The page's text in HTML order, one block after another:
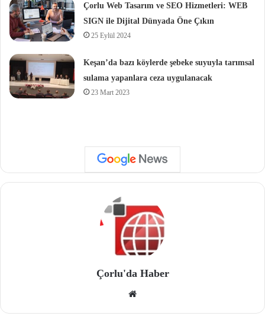
Çorlu Web Tasarım ve SEO Hizmetleri: WEB
SIGN ile Dijital Dünyada Öne Çıkın
25 Eylül 2024
Keşan’da bazı köylerde şebeke suyuyla tarımsal
sulama yapanlara ceza uygulanacak
23 Mart 2023
Çorlu'da Haber